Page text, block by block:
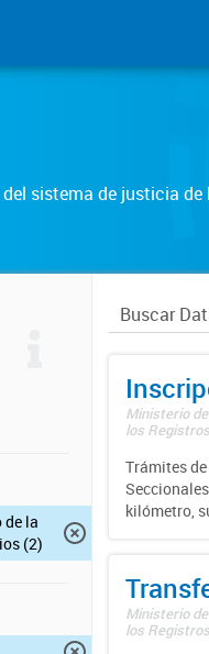
sistema de justicia de
de la
(2)
Ministerio
los
Trámites
kilómetro,
Ministerio
los